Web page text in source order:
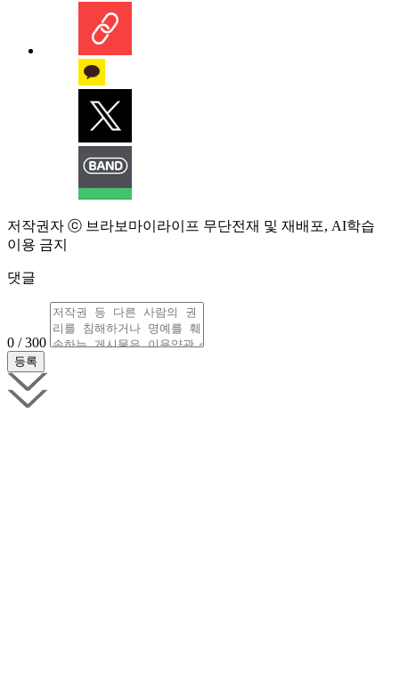
저작권자 ⓒ 브라보마이라이프 무단전재 및 재배포, AI학습
이용 금지
댓글
0 / 300